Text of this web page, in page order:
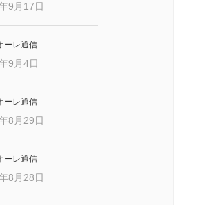
9月17日
ーレ通信
9月4日
ーレ通信
8月29日
ーレ通信
8月28日